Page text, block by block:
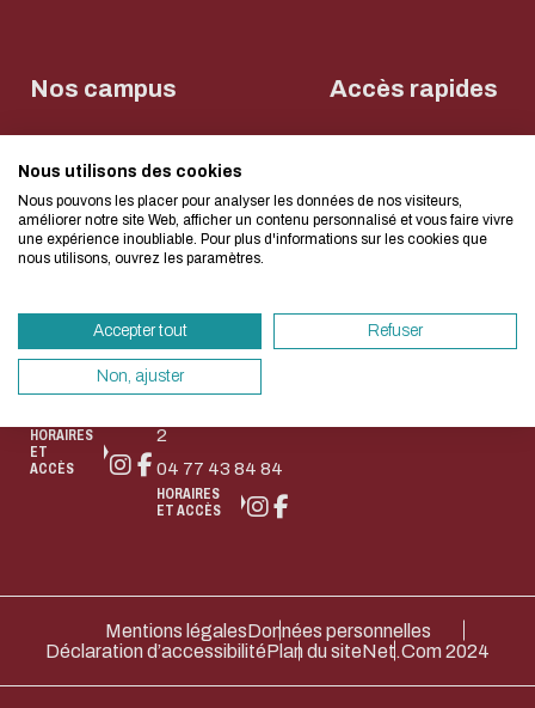
concerne aussi !
Nous avons développé ce site Internet dans
d'une démarche forte d'écoconception.
besoins énergétiques nécessaires à votre
vous pouvez le parcourir dans son Mode
sollicitera très peu nos serveurs et vous
Merci pour votre contribution !
ACTIVER LE MODE ÉCO
Nos campus
Michel
Serres (Lyon-
Ecully)
Ecully-Lyon
Guy de
69134 Écully
HORAIRES
ET
ACCÈS
Wangari
Maathai
(Saint-
Etienne)
Saint-Etienne
Parot
42023 Saint-
2
04 77 43 84 84
HORAIRES
ET ACCÈS
Accès rapides
commun des
bibliothèques
Mentions légalesDonnées personnelles
Déclaration d’accessibilitéPlan du siteNet.Com 2024
Nous utilisons des cookies
Nous pouvons les placer pour analyser les données de nos visiteurs,
améliorer notre site Web, afficher un contenu personnalisé et vous faire vivre
une expérience inoubliable. Pour plus d'informations sur les cookies que
nous utilisons, ouvrez les paramètres.
Accepter tout Refuser
Non, ajuster